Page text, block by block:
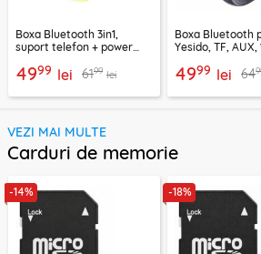
Boxa Bluetooth 3in1,
suport telefon + power
BR200
4999 lei 6199 lei
Boxa Bluetooth
Yesido, TF, AUX,
4999 lei 64
VEZI MAI MULTE
Carduri de memorie
-14% -18%